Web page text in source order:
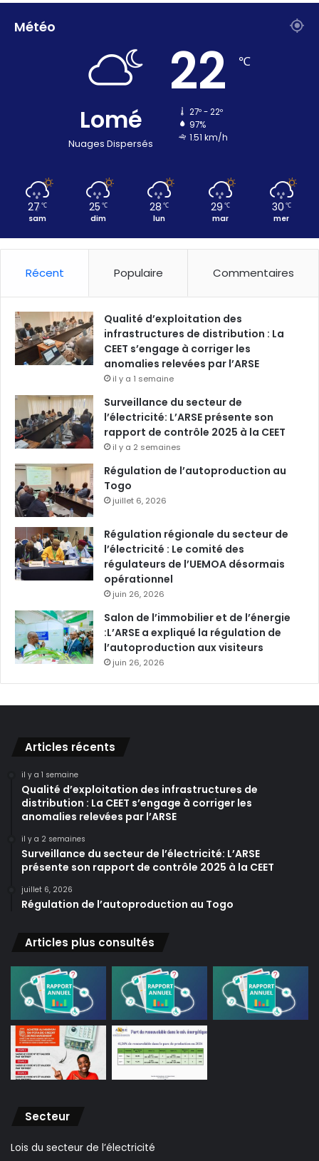
Météo
Lomé
Nuages Dispersés
22 ℃
27º - 22º
97%
1.51 km/h
27℃
sam
25 ℃
dim
28 ℃
lun
29 ℃
mar
30 ℃
mer
Récent Populaire Commentaires
Qualité d’exploitation des
infrastructures de distribution : La
CEET s’engage à corriger les
anomalies relevées par l’ARSE
il y a 1 semaine
Surveillance du secteur de
l’électricité: L’ARSE présente son
rapport de contrôle 2025 à la CEET
il y a 2 semaines
Régulation de l’autoproduction au
Togo
juillet 6, 2026
Régulation régionale du secteur de
l’électricité : Le comité des
régulateurs de l’UEMOA désormais
opérationnel
juin 26, 2026
Salon de l’immobilier et de l’énergie
:L’ARSE a expliqué la régulation de
l’autoproduction aux visiteurs
juin 26, 2026
Articles récents
il y a 1 semaine
Qualité d’exploitation des infrastructures de
distribution : La CEET s’engage à corriger les
anomalies relevées par l’ARSE
il y a 2 semaines
Surveillance du secteur de l’électricité: L’ARSE
présente son rapport de contrôle 2025 à la CEET
juillet 6, 2026
Régulation de l’autoproduction au Togo
Articles plus consultés
Secteur
Lois du secteur de l’électricité